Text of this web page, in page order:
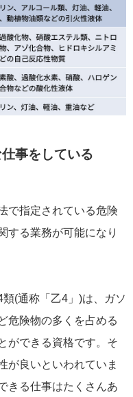
事をしている
で指定されている危険
する業務が可能になり
(通称「乙4」)は、ガソ
危険物の多くを占める
ができる資格です。そ
が良いといわれていま
きる仕事はたくさんあ